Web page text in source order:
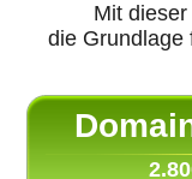
Mit
die